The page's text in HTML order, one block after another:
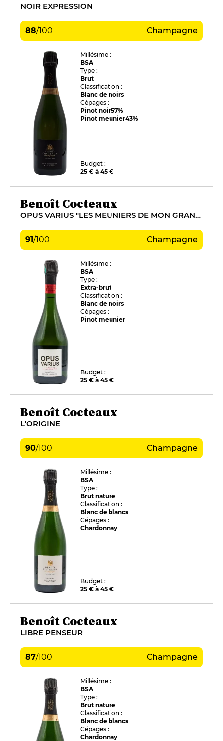
NOIR EXPRESSION
88/100 Champagne
Millésime :
BSA
Type :
Brut
Classification :
Blanc de noirs
Cépages :
Pinot noir57%
Pinot meunier43%
Budget :
25 € à 45 €
Benoît Cocteaux
OPUS VARIUS "LES MEUNIERS DE MON GRAND-PÈRE"
91/100 Champagne
Millésime :
BSA
Type :
Extra-brut
Classification :
Blanc de noirs
Cépages :
Pinot meunier
Budget :
25 € à 45 €
Benoît Cocteaux
L'ORIGINE
90/100 Champagne
Millésime :
BSA
Type :
Brut nature
Classification :
Blanc de blancs
Cépages :
Chardonnay
Budget :
25 € à 45 €
Benoît Cocteaux
LIBRE PENSEUR
87/100 Champagne
Millésime :
BSA
Type :
Brut nature
Classification :
Blanc de blancs
Cépages :
Chardonnay